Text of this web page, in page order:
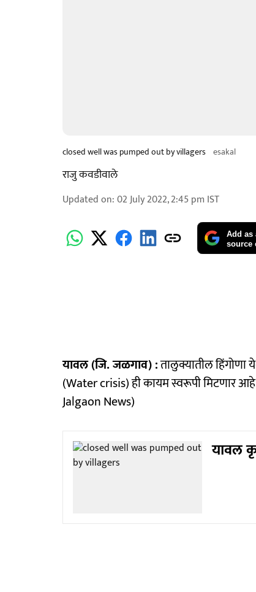
closed well was pumped out by villagers esakal
राजु कवडीवाले
Updated on:02 July 2022, 2:45 pm IST
Add as
source
यावल (जि. जळगाव) :तालुक्यातील हिंगोणा
(Water crisis) ही कायम स्वरूपी मिटणार
Jalgaon News)
यावल